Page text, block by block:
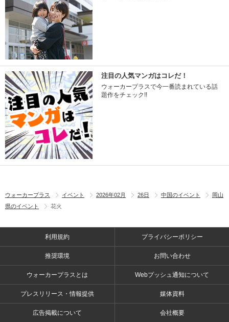
注目の人気マンガはコレだ！
ウォーカープラスで今一番読まれている話
題作をチェック!!
ウォーカープラス イベント 2026年02月 26日 中国のイベント
岡山
県のイベント
花火
利用規約 プライバシーポリシー
推奨環境 お問い合わせ
ウォーカープラスとは Webプッシュ通知について
プレスリリース・情報提供 媒体資料
広告掲載について 会社概要